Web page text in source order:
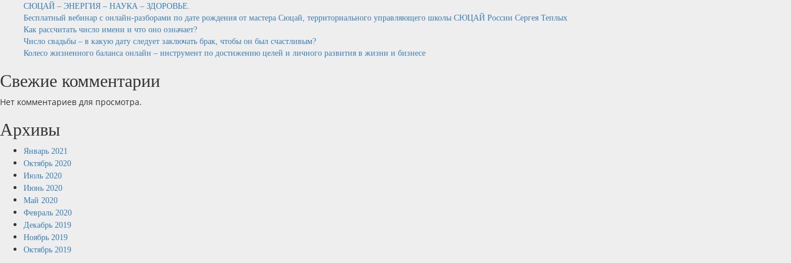
СЮЦАЙ – ЭНЕРГИЯ – НАУКА – ЗДОРОВЬЕ.
Бесплатный вебинар c онлайн-разборами по дате рождения от мастера Сюцай, территориального управляющего школы СЮЦАЙ России Сергея Теплых
Как рассчитать число имени и что оно означает?
Число свадьбы – в какую дату следует заключать брак, чтобы он был счастливым?
Колесо жизненного баланса онлайн – инструмент по достижению целей и личного развития в жизни и бизнесе
Свежие комментарии
Нет комментариев для просмотра.
Архивы
Январь 2021
Октябрь 2020
Июль 2020
Июнь 2020
Май 2020
Февраль 2020
Декабрь 2019
Ноябрь 2019
Октябрь 2019